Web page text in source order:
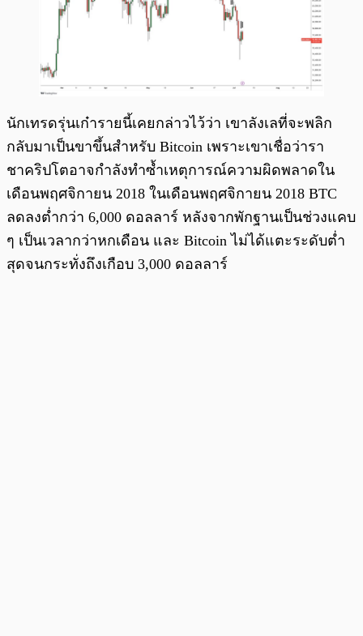
นักเทรดรุ่นเก๋ารายนี้เคยกล่าวไว้ว่า เขาลังเลที่จะพลิก
กลับมาเป็นขาขึ้นสำหรับ Bitcoin เพราะเขาเชื่อว่ารา
ชาคริปโตอาจกำลังทำซ้ำเหตุการณ์ความผิดพลาดใน
เดือนพฤศจิกายน 2018 ในเดือนพฤศจิกายน 2018 BTC
ลดลงต่ำกว่า 6,000 ดอลลาร์ หลังจากพักฐานเป็นช่วงแคบ
ๆ เป็นเวลากว่าหกเดือน และ Bitcoin ไม่ได้แตะระดับต่ำ
สุดจนกระทั่งถึงเกือบ 3,000 ดอลลาร์